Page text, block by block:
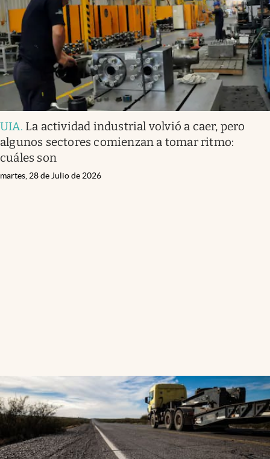
UIA. La actividad industrial volvió a caer, pero
algunos sectores comienzan a tomar ritmo:
cuáles son
martes, 28 de Julio de 2026